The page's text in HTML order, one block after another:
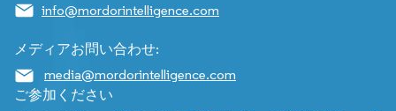
info@mordorintelligence.com
メディアお問い合わせ:
media@mordorintelligence.com
ご参加ください